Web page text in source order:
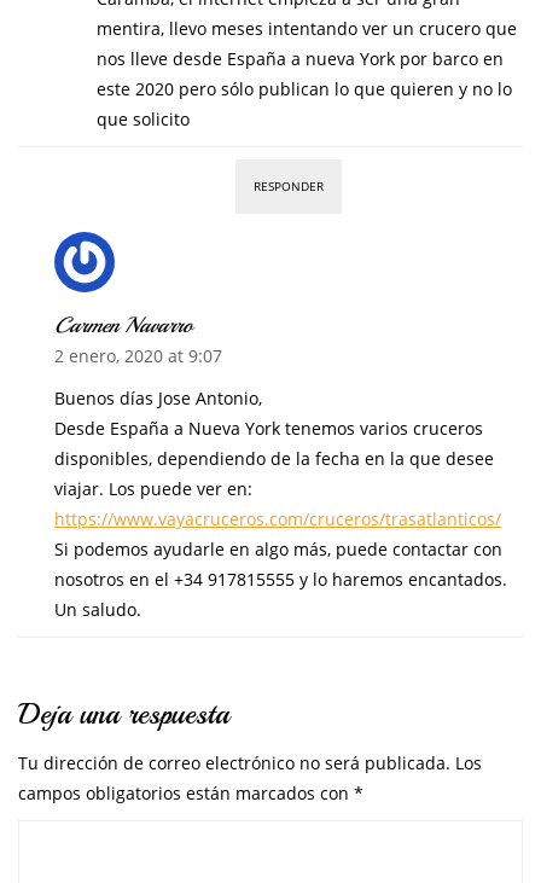
mentira, llevo meses intentando ver un crucero que
nos lleve desde España a nueva York por barco en
este 2020 pero sólo publican lo que quieren y no lo
que solicito
RESPONDER
Carmen Navarro
2 enero, 2020 at 9:07
Buenos días Jose Antonio,
Desde España a Nueva York tenemos varios cruceros
disponibles, dependiendo de la fecha en la que desee
viajar. Los puede ver en:
https://www.vayacruceros.com/cruceros/trasatlanticos/
Si podemos ayudarle en algo más, puede contactar con
nosotros en el +34 917815555 y lo haremos encantados.
Un saludo.
Deja una respuesta
Tu dirección de correo electrónico no será publicada. Los
campos obligatorios están marcados con *